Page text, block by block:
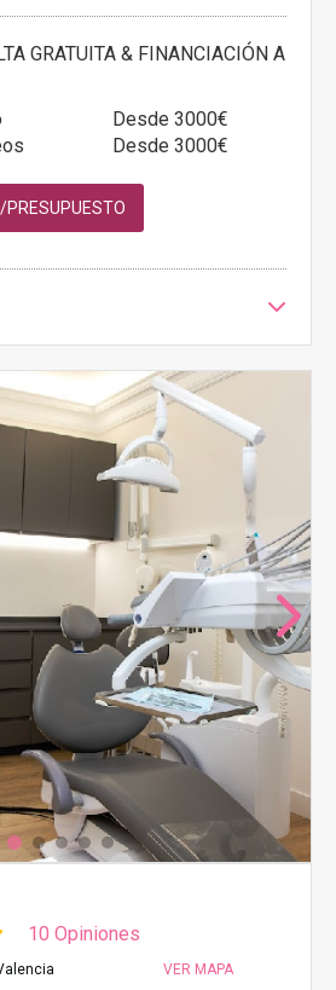
GRATUITA & FINANCIACIÓN A
Desde 3000€
Desde 3000€
10 Opiniones
VER MAPA